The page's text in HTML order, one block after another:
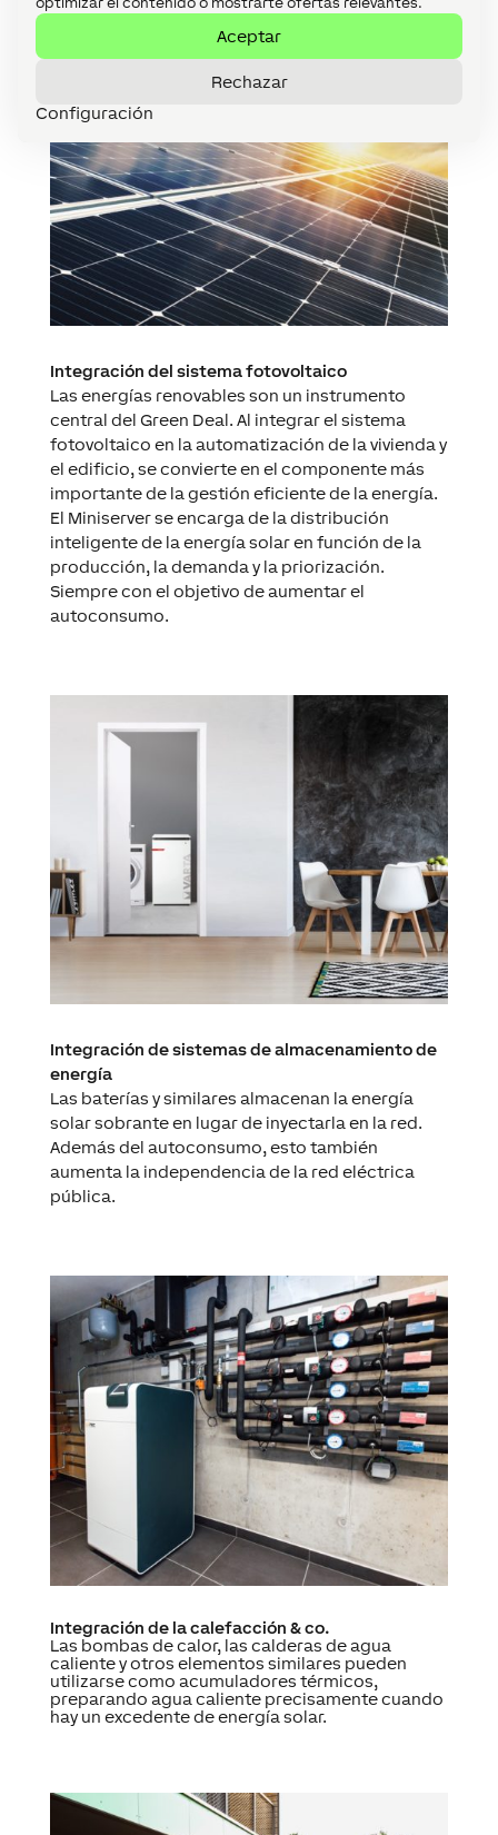
Aceptar
Rechazar
Configuración
Integración del sistema fotovoltaico
Las energías renovables son un instrumento
central del Green Deal. Al integrar el sistema
fotovoltaico en la automatización de la vivienda y
el edificio, se convierte en el componente más
importante de la gestión eficiente de la energía.
El Miniserver se encarga de la distribución
inteligente de la energía solar en función de la
producción, la demanda y la priorización.
Siempre con el objetivo de aumentar el
autoconsumo.
Integración de sistemas de almacenamiento de
energía
Las baterías y similares almacenan la energía
solar sobrante en lugar de inyectarla en la red.
Además del autoconsumo, esto también
aumenta la independencia de la red eléctrica
pública.
Integración de la calefacción & co.
Las bombas de calor, las calderas de agua
caliente y otros elementos similares pueden
utilizarse como acumuladores térmicos,
preparando agua caliente precisamente cuando
hay un excedente de energía solar.